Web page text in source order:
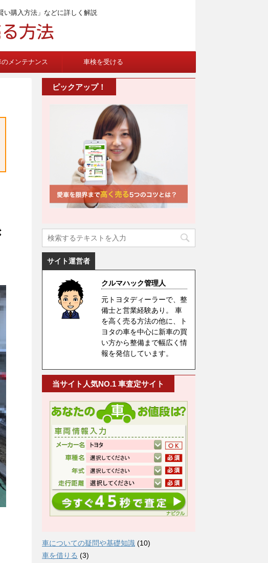
い購入方法」などに詳しく解説
のメンテナンス 車検を受ける
ピックアップ！
サイト運営者
クルマハック管理人
元トヨタディーラーで、整
備士と営業経験あり。 車
を高く売る方法の他に、ト
ヨタの車を中心に新車の買
い方から整備まで幅広く情
報を発信しています。
当サイト人気NO.1 車査定サイト
車についての疑問や基礎知識 (10)
車を借りる (3)